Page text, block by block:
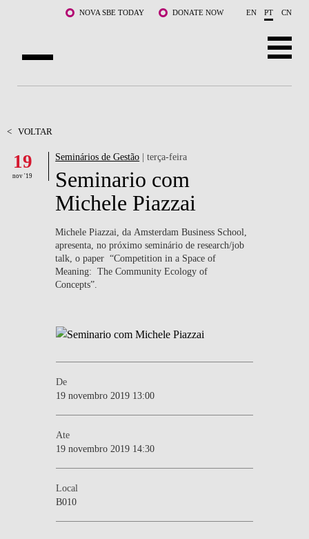
Saltar para o conteúdo principalNOVA SBE TODAY DONATE NOW EN PT CN
DOCENTES E INVESTIGAÇÃO
COMUNIDADE
WHAT'S HAPPENING
< VOLTAR
19
nov '19
Seminários de Gestão | terça-feira
Seminario com
Michele Piazzai
Michele Piazzai, da Amsterdam Business School,
apresenta, no próximo seminário de research/job
talk, o paper “Competition in a Space of
Meaning: The Community Ecology of
Concepts”.
De
19 novembro 2019 13:00
Ate
19 novembro 2019 14:30
Local
B010